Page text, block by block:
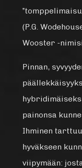
(P.G.
Wooster -
Pinnan,
painonsa
Ihminen
hyväkseen
viipymään: